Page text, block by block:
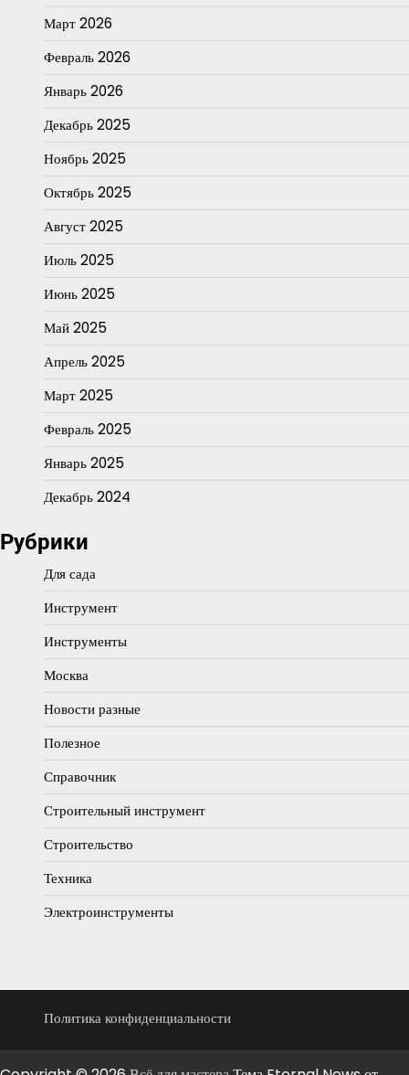
Март 2026
Февраль 2026
Январь 2026
Декабрь 2025
Ноябрь 2025
Октябрь 2025
Август 2025
Июль 2025
Июнь 2025
Май 2025
Апрель 2025
Март 2025
Февраль 2025
Январь 2025
Декабрь 2024
Рубрики
Для сада
Инструмент
Инструменты
Москва
Новости разные
Полезное
Справочник
Строительный инструмент
Строительство
Техника
Электроинструменты
Политика конфиденциальности